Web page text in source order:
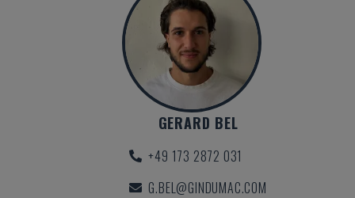
GERARD BEL
+49 173 2872 031
G.BEL@GINDUMAC.COM